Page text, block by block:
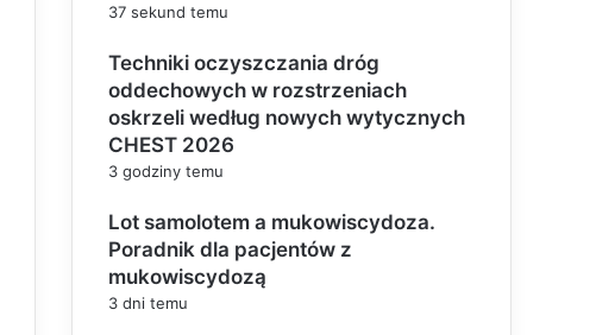
37 sekund temu
Techniki oczyszczania dróg
oddechowych w rozstrzeniach
oskrzeli według nowych wytycznych
CHEST 2026
3 godziny temu
Lot samolotem a mukowiscydoza.
Poradnik dla pacjentów z
mukowiscydozą
3 dni temu